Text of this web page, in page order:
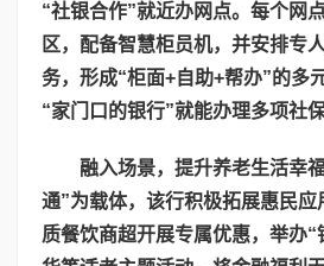
“社银合作”就近办网点。每个网
区，配备智慧柜员机，并安排专
务，形成“柜面+自助+帮办”的多
“家门口的银行”就能办理多项社保
融入场景，提升养老生活幸
通”为载体， 该行积极拓展惠民应
质餐饮商超开展专属优惠，举办“